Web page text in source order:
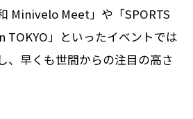
Minivelo Meet」や「SPORTS
TOKYO」といったイベントでは
、早くも世間からの注目の高さ